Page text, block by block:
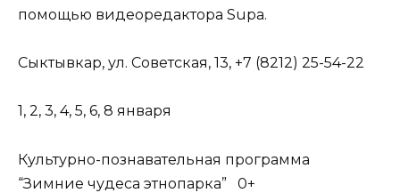
помощью видеоредактора Supa.
Сыктывкар, ул. Советская, 13, +7 (8212) 25-54-22
1, 2, 3, 4, 5, 6, 8 января
Культурно-познавательная программа
“Зимние чудеса этнопарка” 0+